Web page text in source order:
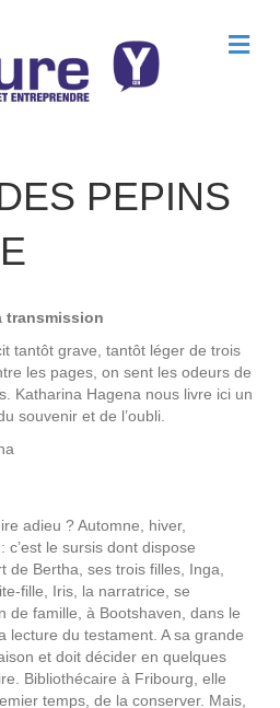
M
e
PEPINS
transmission
tantôt grave, tantôt léger de trois
les pages, on sent les odeurs de
Katharina Hagena nous livre ici un
souvenir et de l’oubli.
adieu ? Automne, hiver,
le sursis dont dispose
de Bertha, ses trois filles, Inga,
fille, Iris, la narratrice, se
de famille, à Bootshaven, dans le
lecture du testament. A sa grande
et doit décider en quelques
Bibliothécaire à Fribourg, elle
temps, de la conserver. Mais,